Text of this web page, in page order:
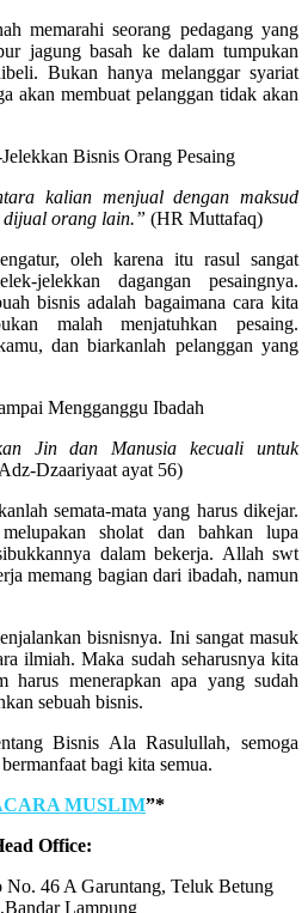
memarahi seorang pedagang yang
jagung basah ke dalam tumpukan
Bukan hanya melanggar syariat
akan membuat pelanggan tidak akan
Bisnis Orang Pesaing
kalian menjual dengan maksud
dijual orang lain.” (HR Muttafaq)
oleh karena itu rasul sangat
jelekkan dagangan pesaingnya.
bisnis adalah bagaimana cara kita
malah menjatuhkan pesaing.
dan biarkanlah pelanggan yang
Mengganggu Ibadah
Jin dan Manusia kecuali untuk
Dzaariyaat ayat 56)
semata-mata yang harus dikejar.
sholat dan bahkan lupa
dalam bekerja. Allah swt
memang bagian dari ibadah, namun
bisnisnya. Ini sangat masuk
ilmiah. Maka sudah seharusnya kita
harus menerapkan apa yang sudah
sebuah bisnis.
Bisnis Ala Rasulullah, semoga
bagi kita semua.
MUSLIM”*
Office:
No. 46 A Garuntang, Teluk Betung
Lampung